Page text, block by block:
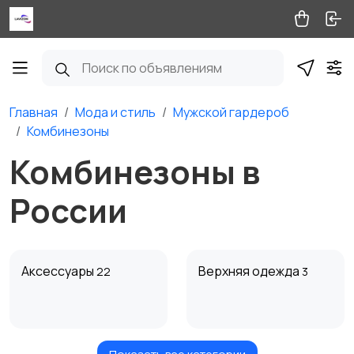
Главная Мода и стиль
Мужской гардероб
Комбинезоны
Комбинезоны в
России
Аксессуары 22 Верхняя одежда 3